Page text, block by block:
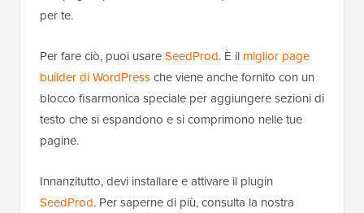
per te.
Per fare ciò, puoi usareSeedProd. È il miglior page
builder di WordPressche viene anche fornito con un
blocco fisarmonica speciale per aggiungere sezioni di
testo che si espandono e si comprimono nelle tue
pagine.
Innanzitutto, devi installare e attivare il plugin
SeedProd. Per saperne di più, consulta la nostra